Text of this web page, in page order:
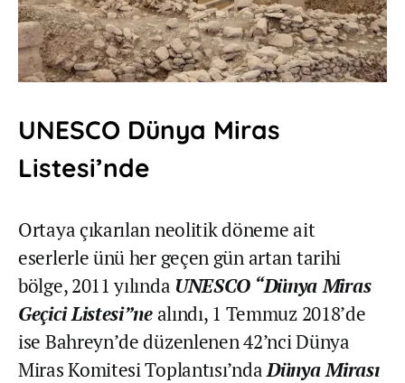
UNESCO Dünya Miras
Listesi’nde
Ortaya çıkarılan neolitik döneme ait
eserlerle ünü her geçen gün artan tarihi
bölge, 2011 yılında UNESCO “Dünya Miras
Geçici Listesi”nealındı, 1 Temmuz 2018’de
ise Bahreyn’de düzenlenen 42’nci Dünya
Miras Komitesi Toplantısı’ndaDünya Mirası